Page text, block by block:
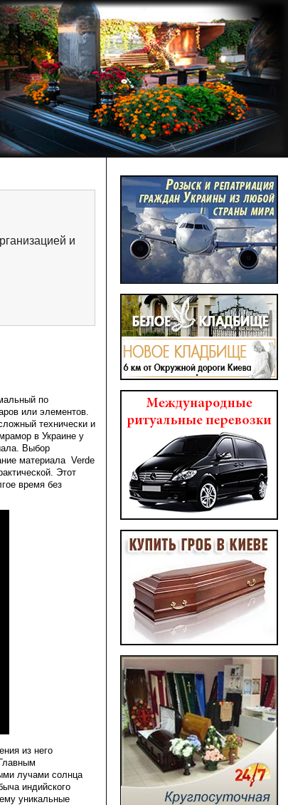
и
по
или элементов.
технически и
в Украине у
Выбор
материала Verde
Этот
время без
из него
лучами солнца
индийского
уникальные